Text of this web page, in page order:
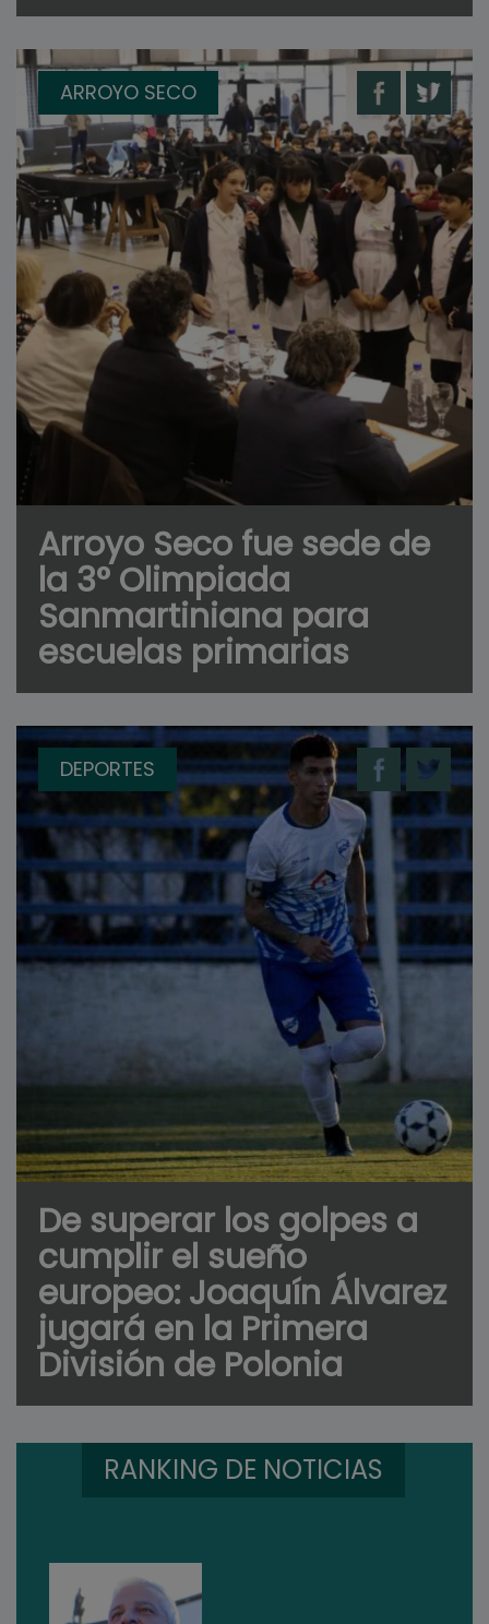
ARROYO SECO
Arroyo Seco fue sede de
la 3° Olimpiada
Sanmartiniana para
escuelas primarias
DEPORTES
De superar los golpes a
cumplir el sueño
europeo: Joaquín Álvarez
jugará en la Primera
División de Polonia
RANKING DE NOTICIAS